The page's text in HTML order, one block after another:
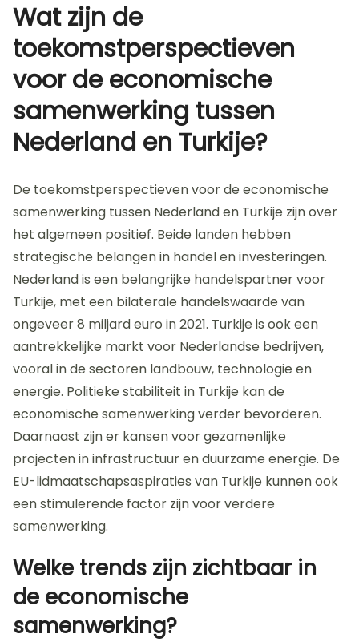
Wat zijn de
toekomstperspectieven
voor de economische
samenwerking tussen
Nederland en Turkije?
De toekomstperspectieven voor de economische
samenwerking tussen Nederland en Turkije zijn over
het algemeen positief. Beide landen hebben
strategische belangen in handel en investeringen.
Nederland is een belangrijke handelspartner voor
Turkije, met een bilaterale handelswaarde van
ongeveer 8 miljard euro in 2021. Turkije is ook een
aantrekkelijke markt voor Nederlandse bedrijven,
vooral in de sectoren landbouw, technologie en
energie. Politieke stabiliteit in Turkije kan de
economische samenwerking verder bevorderen.
Daarnaast zijn er kansen voor gezamenlijke
projecten in infrastructuur en duurzame energie. De
EU-lidmaatschapsaspiraties van Turkije kunnen ook
een stimulerende factor zijn voor verdere
samenwerking.
Welke trends zijn zichtbaar in
de economische
samenwerking?